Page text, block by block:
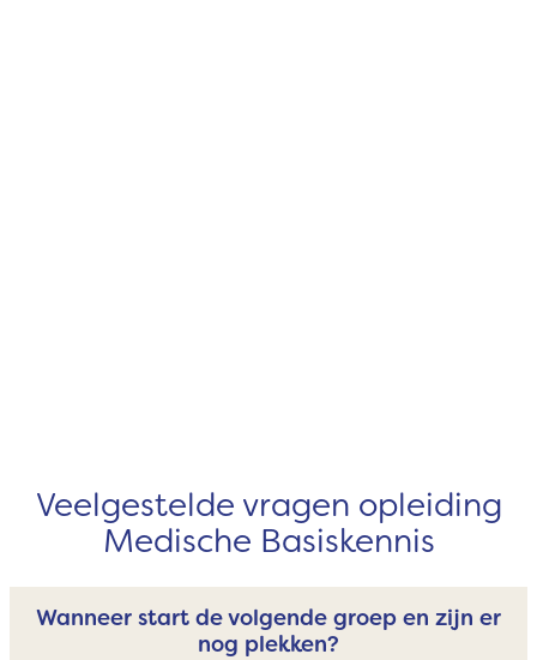
Veelgestelde vragen opleiding
Medische Basiskennis
Wanneer start de volgende groep en zijn er
nog plekken?